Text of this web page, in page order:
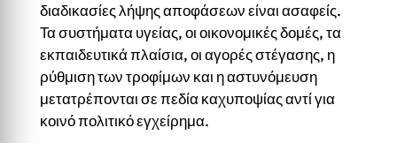
διαδικασίες λήψης αποφάσεων είναι ασαφείς.
Τα συστήματα υγείας, οι οικονομικές δομές, τα
εκπαιδευτικά πλαίσια, οι αγορές στέγασης, η
ρύθμιση των τροφίμων και η αστυνόμευση
μετατρέπονται σε πεδία καχυποψίας αντί για
κοινό πολιτικό εγχείρημα.